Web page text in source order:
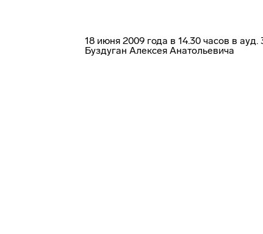
18 июня 2009 года в 14.30 часов в
Буздуган Алексея Анатольевича